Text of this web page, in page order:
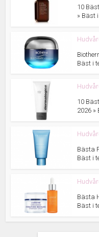
10
» Bäst
Bäst i
10
2026 »
Bästa
Bäst i
Bästa
Bäst i